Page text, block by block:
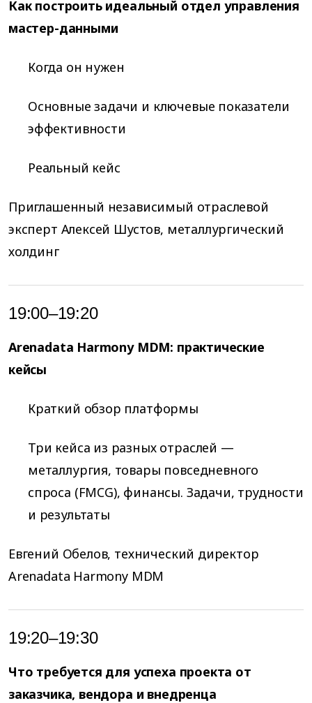
Как построить идеальный отдел управления
мастер-данными
Когда он нужен
Основные задачи и ключевые показатели
эффективности
Реальный кейс
Приглашенный независимый отраслевой
эксперт Алексей Шустов, металлургический
холдинг
19:00–19:20
Arenadata Harmony MDM: практические
кейсы
Краткий обзор платформы
Три кейса из разных отраслей —
металлургия, товары повседневного
спроса (FMCG), финансы. Задачи, трудности
и результаты
Евгений Обелов, технический директор
Arenadata Harmony MDM
19:20–19:30
Что требуется для успеха проекта от
заказчика, вендора и внедренца